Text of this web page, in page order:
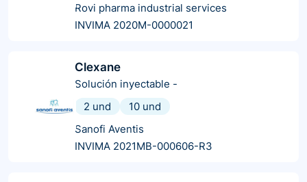
Rovi pharma industrial services
INVIMA 2020M-0000021
Clexane
Solución inyectable -
2 und
10 und
Sanofi Aventis
INVIMA 2021MB-000606-R3